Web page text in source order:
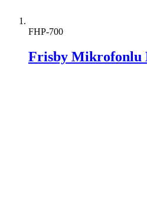
FHP-700
Frisby Mikrofonlu